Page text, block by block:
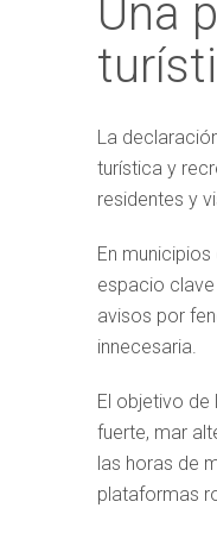
Una
La
turística y
residentes y
En
espacio
avisos por
innecesaria.
El objetivo de
fuerte, mar
las horas de
plataformas